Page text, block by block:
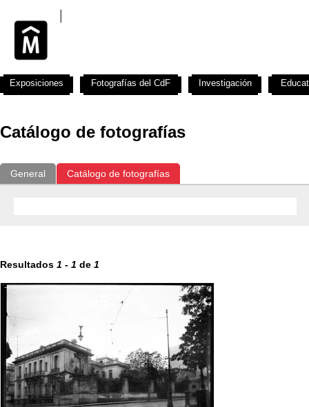
Catálogo de fotografías
General Catálogo de fotografías
Resultados 1 - 1 de 1
Exposiciones Fotografías del CdF Investigación